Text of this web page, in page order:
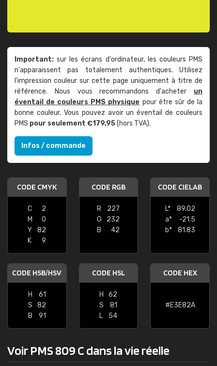
Important: sur les écrans d'ordinateur, les couleurs PMS
n'apparaissent pas totalement authentiques. Utilisez
l'impression couleur sur cette page uniquement à titre de
référence. Nous vous recommandons d'acheter un
éventail de couleurs PMS physique pour être sûr de la
bonne couleur. Vous pouvez avoir un éventail de couleurs
PMS pour seulement €179,95(hors TVA).
Infos / commande
CODE CMYK
C
2
M
0
Y
82
K
9
CODE RGB
R
227
G
232
B
42
CODE CIELAB
L*
89.02
a*
-21.5
b*
81.83
CODE HSB/HSV
H
61
S
82
B
91
CODE HSL
H
62
S
81
L
54
CODE HEX
#E3E82A
Voir PMS 809 C dans la vie réelle